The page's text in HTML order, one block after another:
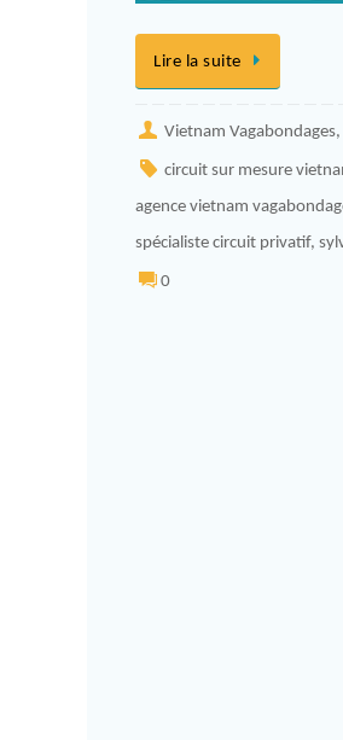
Lire la suite
Vietnam Vagabondages,
circuit sur mesure
agence vietnam
spécialiste circuit privatif,
0